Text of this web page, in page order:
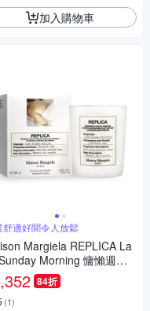
加入購物車
舒適好聞令人放鬆
Margiela REPLICA La
Morning 慵懶週末
蠟燭 165g
84折
(1)